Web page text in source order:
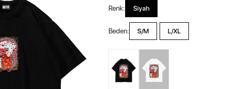
Renk: Siyah
Beden: S/M L/XL